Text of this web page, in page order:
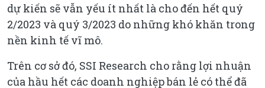
dự kiến sẽ vẫn yếu ít nhất là cho đến hết quý
2/2023 và quý 3/2023 do những khó khăn trong
nền kinh tế vĩ mô.
Trên cơ sở đó, SSI Research cho rằng lợi nhuận
của hầu hết các doanh nghiệp bán lẻ có thể đã